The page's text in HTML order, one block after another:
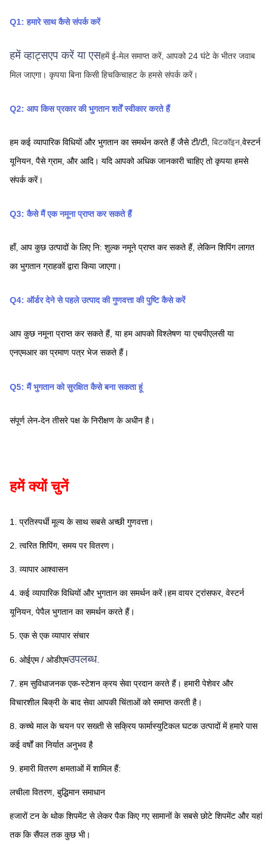
Q1: हमारे साथ कैसे संपर्क करें
हमें व्हाट्सएप करें या एसहमें ई-मेल समाप्त करें, आपको 24 घंटे के भीतर जवाब
मिल जाएगा। कृपया बिना किसी हिचकिचाहट के हमसे संपर्क करें।
Q2: आप किस प्रकार की भुगतान शर्तें स्वीकार करते हैं
हम कई व्यापारिक विधियों और भुगतान का समर्थन करते हैं जैसे टी/टी, बिटकॉइन, वेस्टर्न
यूनियन, पैसे ग्राम, और आदि। यदि आपको अधिक जानकारी चाहिए तो कृपया हमसे
संपर्क करें।
Q3: कैसे मैं एक नमूना प्राप्त कर सकते हैं
हाँ, आप कुछ उत्पादों के लिए नि: शुल्क नमूने प्राप्त कर सकते हैं, लेकिन शिपिंग लागत
का भुगतान ग्राहकों द्वारा किया जाएगा।
Q4: ऑर्डर देने से पहले उत्पाद की गुणवत्ता की पुष्टि कैसे करें
आप कुछ नमूना प्राप्त कर सकते हैं, या हम आपको विश्लेषण या एचपीएलसी या
एनएमआर का प्रमाण पत्र भेज सकते हैं।
Q5: मैं भुगतान को सुरक्षित कैसे बना सकता हूं
संपूर्ण लेन-देन तीसरे पक्ष के निरीक्षण के अधीन है।
हमें क्यों चुनें
1. प्रतिस्पर्धी मूल्य के साथ सबसे अच्छी गुणवत्ता।
2. त्वरित शिपिंग, समय पर वितरण।
3. व्यापार आश्वासन
4. कई व्यापारिक विधियों और भुगतान का समर्थन करें।हम वायर ट्रांसफर, वेस्टर्न
यूनियन, पेपैल भुगतान का समर्थन करते हैं।
5. एक से एक व्यापार संचार
6. ओईएम / ओडीएमउपलब्ध
7. हम सुविधाजनक एक-स्टेशन क्रय सेवा प्रदान करते हैं। हमारी पेशेवर और
विचारशील बिक्री के बाद सेवा आपकी चिंताओं को समाप्त करती है।
8. कच्चे माल के चयन पर सख्ती से सक्रिय फार्मास्युटिकल घटक उत्पादों में हमारे पास
कई वर्षों का निर्यात अनुभव है
9. हमारी वितरण क्षमताओं में शामिल हैं:
लचीला वितरण, बुद्धिमान समाधान
हजारों टन के थोक शिपमेंट से लेकर पैक किए गए सामानों के सबसे छोटे शिपमेंट और यहां
तक ​​कि सैंपल तक कुछ भी।